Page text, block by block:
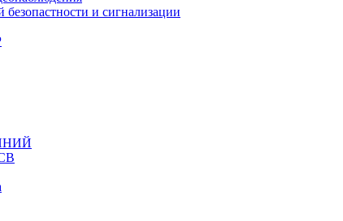
и сигнализации